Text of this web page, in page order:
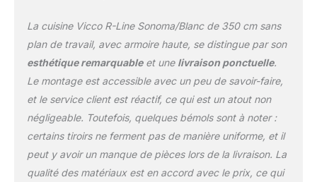
56,8x59,4x55 cm. Niche
pour micro-ondes :
56,8x45x55 cm.
MATÉRIAU : Les façades
et le corps de la cuisine
sont fabriqués en
panneau de particules de
16 mm avec revêtement
en résine mélaminée.
CONTENU DE
LIVRAISON : Bloc cuisine
La cuisine Vicco R-Line Sonoma/Blanc de 350 cm sans
plan de travail, avec armoire haute, se distingue par son
esthétique remarquableet une livraison ponctuelle.
Le montage est accessible avec un peu de savoir-faire,
et le service client est réactif, ce qui est un atout non
négligeable. Toutefois, quelques bémols sont à noter :
certains tiroirs ne ferment pas de manière uniforme, et il
peut y avoir un manque de pièces lors de la livraison. La
qualité des matériaux est en accord avec le prix, ce qui